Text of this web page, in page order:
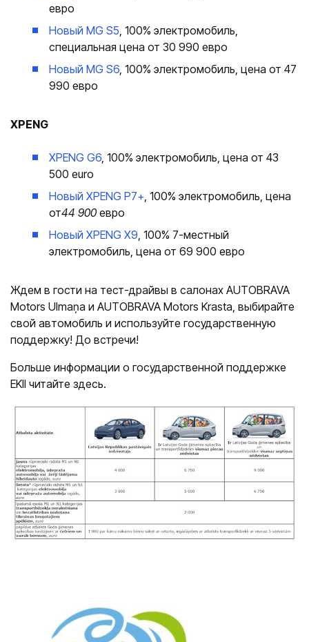
евро
Новый MG S5, 100% электромобиль,
специальная цена от 30 990 евро
Новый MG S6, 100% электромобиль, цена от 47
990 евро
XPENG
XPENG G6, 100% электромобиль, цена от 43
500 euro
Новый XPENG P7+, 100% электромобиль, цена
от44 900 евро
Новый XPENG X9, 100% 7-местный
электромобиль, цена от 69 900 евро
Ждем в гости на тест-драйвы в салонах AUTOBRAVA
Motors Ulmaņa и AUTOBRAVA Motors Krasta, выбирайте
свой автомобиль и используйте государственную
поддержку! До встречи!
Больше информации о государственной поддержке
EKII читайте здесь.